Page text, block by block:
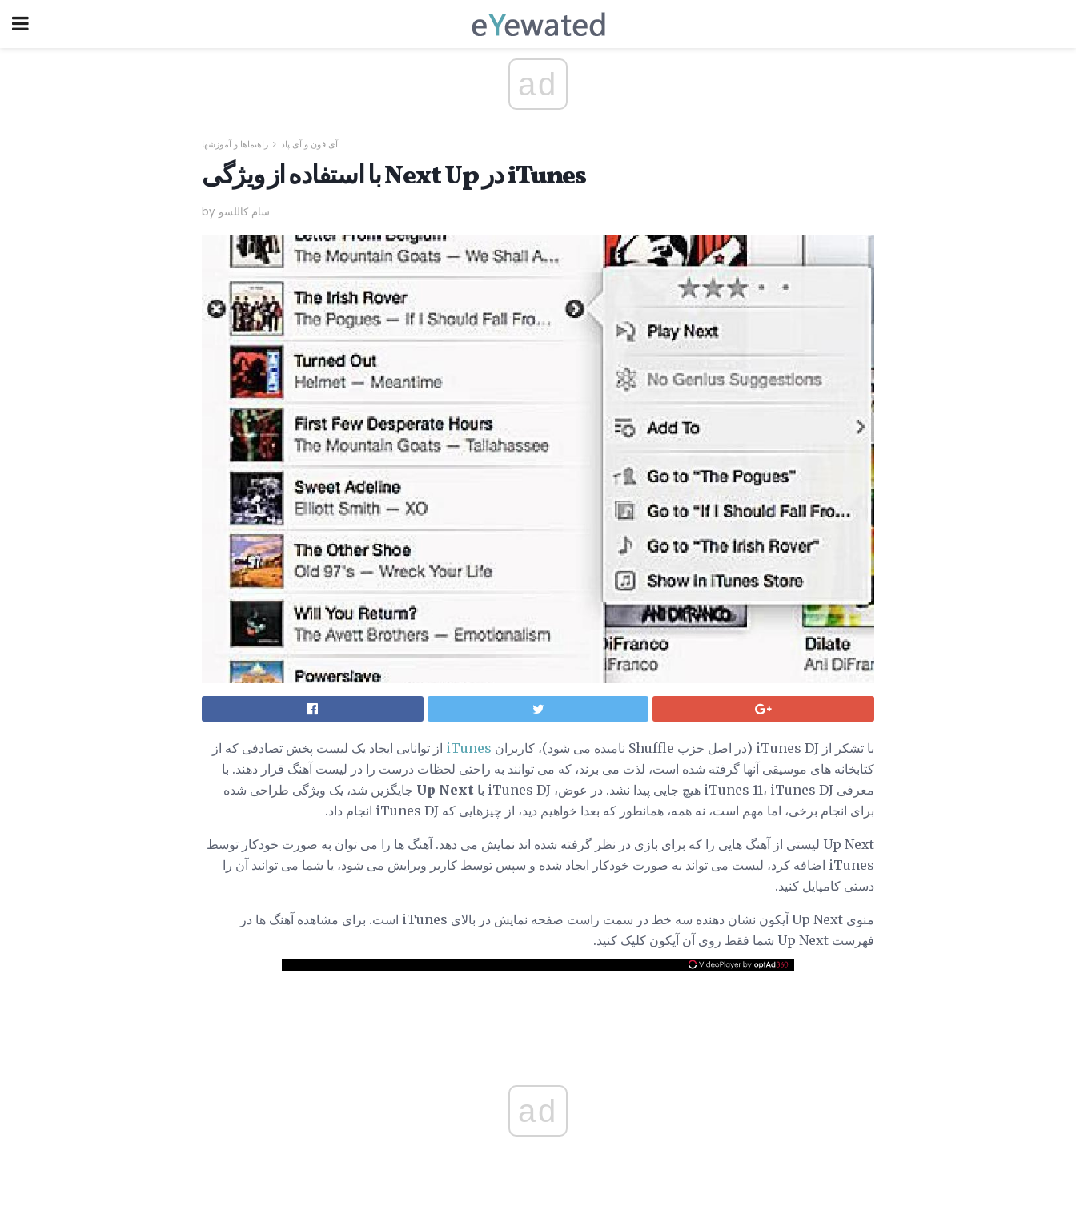
ad
آی فون و آی پاد راهنماها و آموزشها
با استفاده از ویژگی Next Up در iTunes
by سام کاللسو
با تشکر از iTunes DJ (در اصل حزب Shuffle نامیده می شود)، کاربران iTunes از توانایی ایجاد یک لیست پخش تصادفی که از
کتابخانه های موسیقی آنها گرفته شده است، لذت می برند، که می توانند به راحتی لحظات درست را در لیست آهنگ قرار دهند. با
معرفی iTunes 11، iTunes DJ هیچ جایی پیدا نشد. در عوض، iTunes DJ با
Up Next جایگزین شد، یک ویژگی طراحی شده
برای انجام برخی، اما مهم است، نه همه، همانطور که بعدا خواهیم دید، از چیزهایی که iTunes DJ انجام داد.
Up Next لیستی از آهنگ هایی را که برای بازی در نظر گرفته شده اند نمایش می دهد. آهنگ ها را می توان به صورت خودکار توسط
iTunes اضافه کرد، لیست می تواند به صورت خودکار ایجاد شده و سپس توسط کاربر ویرایش می شود، یا شما می توانید آن را
دستی کامپایل کنید.
منوی Up Next آیکون نشان دهنده سه خط در سمت راست صفحه نمایش در بالای iTunes است. برای مشاهده آهنگ ها در
فهرست Up Next شما فقط روی آن آیکون کلیک کنید.
ad